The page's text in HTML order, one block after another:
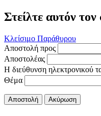
Στείλτε αυτόν
Κλείσιμο Παράθυρου
Αποστολή προς
Αποστολέας
Η διεύθυνση ηλεκτρονικού
Θέμα
Αποστολή Ακύρωση